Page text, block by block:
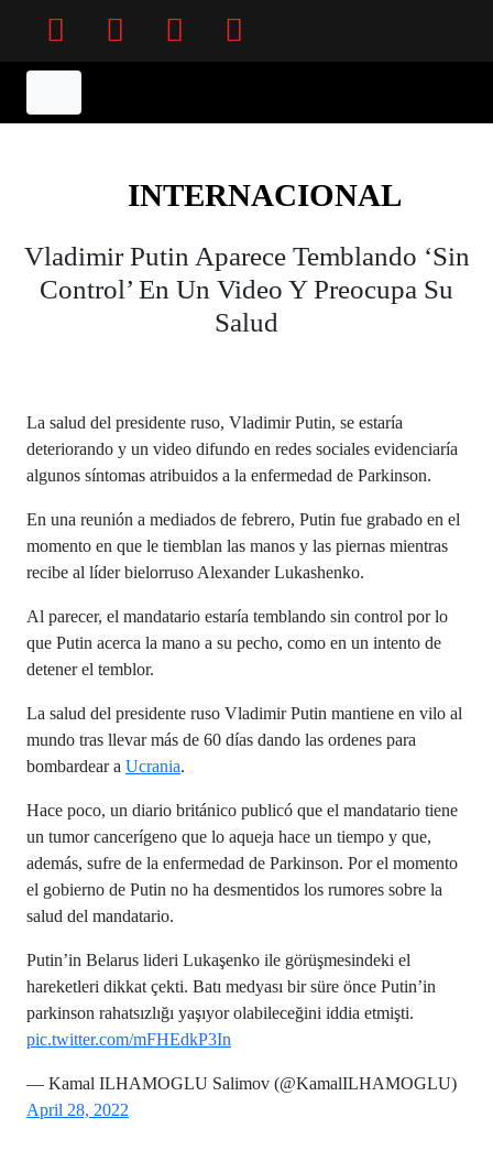
INTERNACIONAL
Vladimir Putin Aparece Temblando ‘sin
Control’ En Un Video Y Preocupa Su
Salud
La salud del presidente ruso, Vladimir Putin, se estaría
deteriorando y un video difundo en redes sociales evidenciaría
algunos síntomas atribuidos a la enfermedad de Parkinson.
En una reunión a mediados de febrero, Putin fue grabado en el
momento en que le tiemblan las manos y las piernas mientras
recibe al líder bielorruso Alexander Lukashenko.
Al parecer, el mandatario estaría temblando sin control por lo
que Putin acerca la mano a su pecho, como en un intento de
detener el temblor.
La salud del presidente ruso Vladimir Putin mantiene en vilo al
mundo tras llevar más de 60 días dando las ordenes para
bombardear a Ucrania.
Hace poco, un diario británico publicó que el mandatario tiene
un tumor cancerígeno que lo aqueja hace un tiempo y que,
además, sufre de la enfermedad de Parkinson. Por el momento
el gobierno de Putin no ha desmentidos los rumores sobre la
salud del mandatario.
Putin’in Belarus lideri Lukaşenko ile görüşmesindeki el
hareketleri dikkat çekti. Batı medyası bir süre önce Putin’in
parkinson rahatsızlığı yaşıyor olabileceğini iddia etmişti.
pic.twitter.com/mFHEdkP3In
— Kamal ILHAMOGLU Salimov (@KamalILHAMOGLU)
April 28, 2022